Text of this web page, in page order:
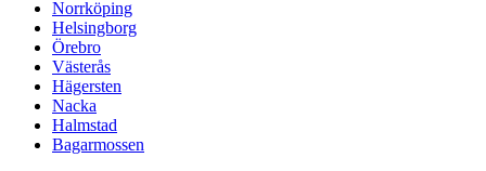
Norrköping
Helsingborg
Örebro
Västerås
Hägersten
Nacka
Halmstad
Bagarmossen